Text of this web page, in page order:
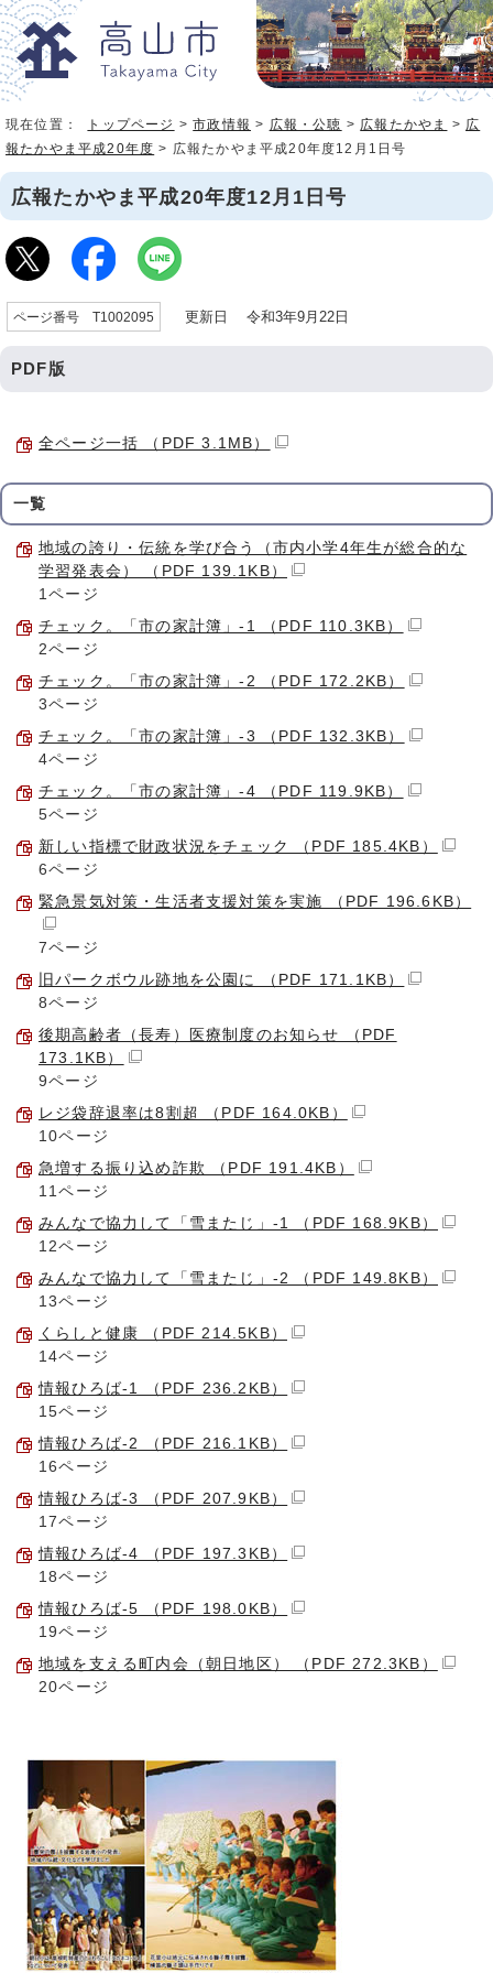
現在位置： トップページ >市政情報 > 広報・公聴 > 広報たかやま > 広
報たかやま平成20年度 > 広報たかやま平成20年度12月1日号
広報たかやま平成20年度12月1日号
ページ番号 T1002095 更新日 令和3年9月22日
PDF版
全ページ一括 （PDF 3.1MB）
一覧
地域の誇り・伝統を学び合う（市内小学4年生が総合的な
学習発表会） （PDF 139.1KB）
1ページ
チェック。「市の家計簿」-1 （PDF 110.3KB）
2ページ
チェック。「市の家計簿」-2 （PDF 172.2KB）
3ページ
チェック。「市の家計簿」-3 （PDF 132.3KB）
4ページ
チェック。「市の家計簿」-4 （PDF 119.9KB）
5ページ
新しい指標で財政状況をチェック （PDF 185.4KB）
6ページ
緊急景気対策・生活者支援対策を実施 （PDF 196.6KB）
7ページ
旧パークボウル跡地を公園に （PDF 171.1KB）
8ページ
後期高齢者（長寿）医療制度のお知らせ （PDF
173.1KB）
9ページ
レジ袋辞退率は8割超 （PDF 164.0KB）
10ページ
急増する振り込め詐欺 （PDF 191.4KB）
11ページ
みんなで協力して「雪またじ」-1 （PDF 168.9KB）
12ページ
みんなで協力して「雪またじ」-2 （PDF 149.8KB）
13ページ
くらしと健康 （PDF 214.5KB）
14ページ
情報ひろば-1 （PDF 236.2KB）
15ページ
情報ひろば-2 （PDF 216.1KB）
16ページ
情報ひろば-3 （PDF 207.9KB）
17ページ
情報ひろば-4 （PDF 197.3KB）
18ページ
情報ひろば-5 （PDF 198.0KB）
19ページ
地域を支える町内会（朝日地区） （PDF 272.3KB）
20ページ